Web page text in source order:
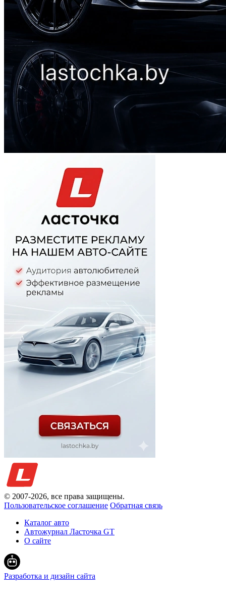
© 2007-2026, все права защищены.
Пользовательское соглашение Обратная связь
Каталог авто
Автожурнал Ласточка GT
О сайте
Разработка и дизайн сайта